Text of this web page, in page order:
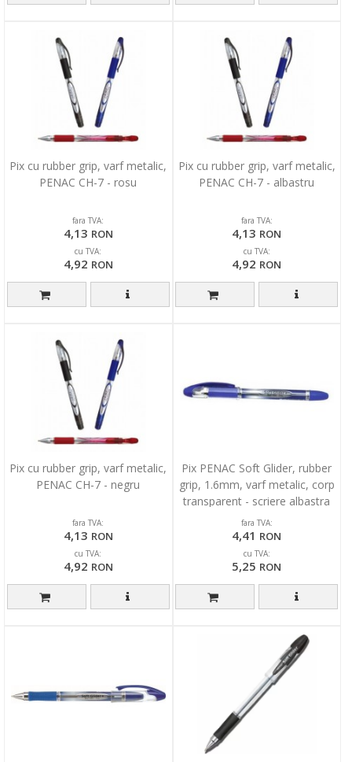
Pix cu rubber grip, varf metalic,
PENAC CH-7 - rosu
fara TVA:
4,13 RON
cu TVA:
4,92 RON
Pix cu rubber grip, varf metalic,
PENAC CH-7 - albastru
fara TVA:
4,13 RON
cu TVA:
4,92 RON
Pix cu rubber grip, varf metalic,
PENAC CH-7 - negru
fara TVA:
4,13 RON
cu TVA:
4,92 RON
Pix PENAC Soft Glider, rubber
grip, 1.6mm, varf metalic, corp
transparent - scriere albastra
fara TVA:
4,41 RON
cu TVA:
5,25 RON